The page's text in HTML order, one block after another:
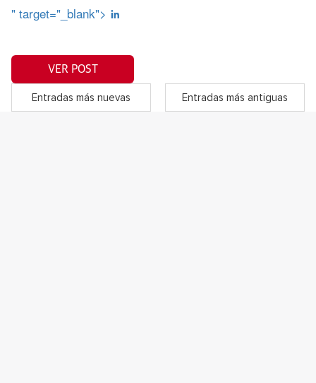
" target="_blank">
VER POST
Entradas más nuevas Entradas más antiguas